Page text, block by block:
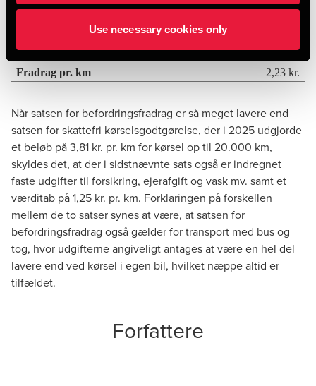
Use necessary cookies only
Fradrag pr. km 2,23 kr.
Når satsen for befordringsfradrag er så meget lavere end
satsen for skattefri kørselsgodtgørelse, der i 2025 udgjorde
et beløb på 3,81 kr. pr. km for kørsel op til 20.000 km,
skyldes det, at der i sidstnævnte sats også er indregnet
faste udgifter til forsikring, ejerafgift og vask mv. samt et
værditab på 1,25 kr. pr. km. Forklaringen på forskellen
mellem de to satser synes at være, at satsen for
befordringsfradrag også gælder for transport med bus og
tog, hvor udgifterne angiveligt antages at være en hel del
lavere end ved kørsel i egen bil, hvilket næppe altid er
tilfældet.
Forfattere